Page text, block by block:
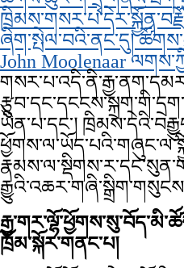
ཞིག་སྤེལ་བའི་ནང་དུ།
John Moolenaar
ཡིན་པ་དང་།
ཁྲོམ་སྐོར་གནང་པ།